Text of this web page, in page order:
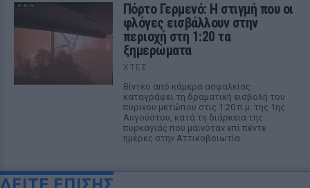
Πόρτο Γερμενό: Η στιγμή που οι
φλόγες εισβάλλουν στην
περιοχή στη 1:20 τα
ξημερώματα
ΧΤΕΣ
Βίντεο από κάμερα ασφαλείας
καταγράφει τη δραματική εισβολή του
πύρινου μετώπου στις 1:20 π.μ. της 1ης
Αυγούστου, κατά τη διάρκεια της
πυρκαγιάς που μαινόταν επί πέντε
ημέρες στην Αττικοβοιωτία.
ΔΕΙΤΕ ΕΠΙΣΗΣ